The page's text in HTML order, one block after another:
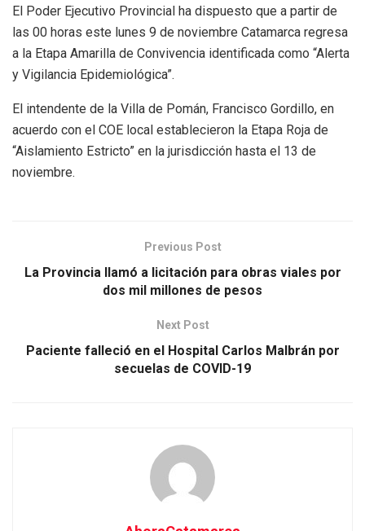
El Poder Ejecutivo Provincial ha dispuesto que a partir de
las 00 horas este lunes 9 de noviembre Catamarca regresa
a la Etapa Amarilla de Convivencia identificada como “Alerta
y Vigilancia Epidemiológica”.
El intendente de la Villa de Pomán, Francisco Gordillo, en
acuerdo con el COE local establecieron la Etapa Roja de
“Aislamiento Estricto” en la jurisdicción hasta el 13 de
noviembre.
Previous Post
La Provincia llamó a licitación para obras viales por
dos mil millones de pesos
Next Post
Paciente falleció en el Hospital Carlos Malbrán por
secuelas de COVID-19